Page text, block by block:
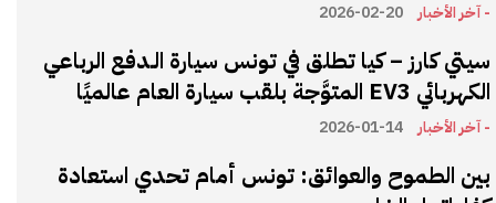
- آخر الأخبار 2026-02-20
سيتي كارز – كيا تطلق في تونس سيارة الـدفع الرباعي
الكهربائي EV3 المتوَّجة بلقب سيارة العام عالميًا
- آخر الأخبار 2026-01-14
بين الطموح والعوائق: تونس أمام تحدي استعادة